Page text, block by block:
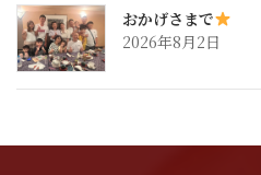
おかげさまで
2026年8月2日